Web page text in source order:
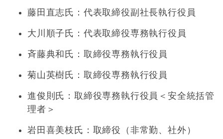
藤田直志氏：代表取締役副社長執行役員
大川順子氏：代表取締役専務執行役員
斉藤典和氏：取締役専務執行役員
菊山英樹氏：取締役専務執行役員
進俊則氏：取締役専務執行役員＜安全統括管
理者＞
岩田喜美枝氏：取締役（非常勤、社外）